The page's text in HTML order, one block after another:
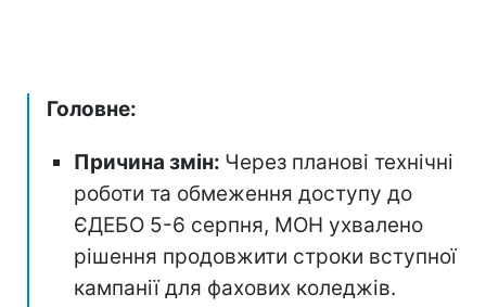
Головне:
Причина змін: Через планові технічні
роботи та обмеження доступу до
ЄДЕБО 5-6 серпня, МОН ухвалено
рішення продовжити строки вступної
кампанії для фахових коледжів.